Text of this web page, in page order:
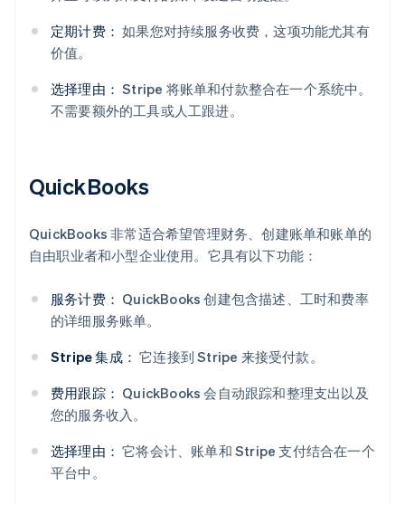
定期计费： 如果您对持续服务收费，这项功能尤其有
价值。
选择理由： Stripe 将账单和付款整合在一个系统中。
不需要额外的工具或人工跟进。
QuickBooks
QuickBooks 非常适合希望管理财务、创建账单和账单的
自由职业者和小型企业使用。它具有以下功能：
服务计费： QuickBooks 创建包含描述、工时和费率
的详细服务账单。
Stripe 集成： 它连接到 Stripe 来接受付款。
费用跟踪： QuickBooks 会自动跟踪和整理支出以及
您的服务收入。
选择理由： 它将会计、账单和 Stripe 支付结合在一个
平台中。